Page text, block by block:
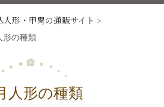
形・甲冑の通販サイト >
形の種類
人形の種類